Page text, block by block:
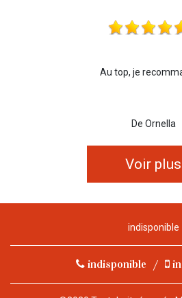
Au top, je
De Ornella
Voir plus
indisponible
indisponible /